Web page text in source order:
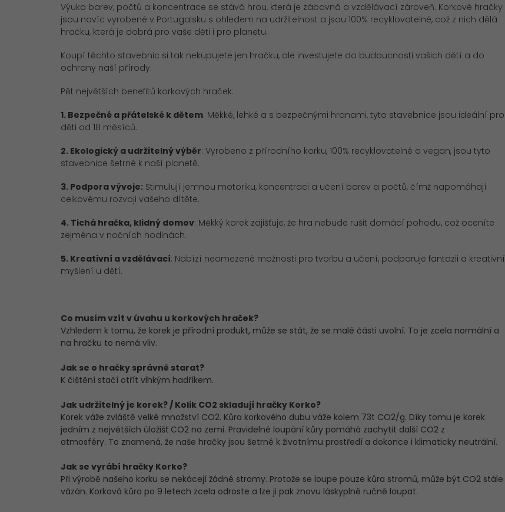
Výuka barev, počtů a koncentrace se stává hrou, která je zábavná a vzdělávací zároveň. Korkové hračky
jsou navíc vyrobené v Portugalsku s ohledem na udržitelnost a jsou 100% recyklovatelné, což z nich dělá
hračku, která je dobrá pro vaše děti i pro planetu.
Koupí těchto stavebnic si tak nekupujete jen hračku, ale investujete do budoucnosti vašich dětí a do
ochrany naší přírody.
Pět největších benefitů korkových hraček:
1. Bezpečné a přátelské k dětem: Měkké, lehké a s bezpečnými hranami, tyto stavebnice jsou ideální pro
děti od 18 měsíců.
2. Ekologický a udržitelný výběr: Vyrobeno z přírodního korku, 100% recyklovatelné a vegan, jsou tyto
stavebnice šetrné k naší planetě.
3. Podpora vývoje: Stimulují jemnou motoriku, koncentraci a učení barev a počtů, čímž napomáhají
celkovému rozvoji vašeho dítěte.
4. Tichá hračka, klidný domov: Měkký korek zajišťuje, že hra nebude rušit domácí pohodu, což oceníte
zejména v nočních hodinách.
5. Kreativní a vzdělávací: Nabízí neomezené možnosti pro tvorbu a učení, podporuje fantazii a kreativní
myšlení u dětí.
Co musím vzít v úvahu u korkových hraček?
Vzhledem k tomu, že korek je přírodní produkt, může se stát, že se malé části uvolní. To je zcela normální a
na hračku to nemá vliv.
Jak se o hračky správně starat?
K čištění stačí otřít vlhkým hadříkem.
Jak udržitelný je korek? / Kolik CO2 skladují hračky Korko?
Korek váže zvláště velké množství CO2. Kůra korkového dubu váže kolem 73t CO2/g. Díky tomu je korek
jedním z největších úložišť CO2 na zemi. Pravidelné loupání kůry pomáhá zachytit další CO2 z
atmosféry. To znamená, že naše hračky jsou šetrné k životnímu prostředí a dokonce i klimaticky neutrální.
Jak se vyrábí hračky Korko?
Při výrobě našeho korku se nekácejí žádné stromy. Protože se loupe pouze kůra stromů, může být CO2 stále
vázán. Korková kůra po 9 letech zcela odroste a lze ji pak znovu láskyplně ručně loupat.